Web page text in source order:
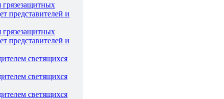
грязезащитных
представителей и
грязезащитных
представителей и
светящихся
светящихся
светящихся